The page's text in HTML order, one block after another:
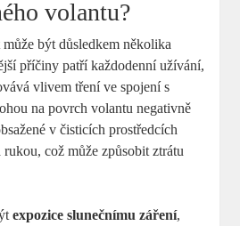
volantu?
být důsledkem několika
příčiny patří každodenní užívání,
vlivem tření ve spojení s
na povrch volantu negativně
v čisticích prostředcích
což může způsobit ztrátu
expozice slunečnímu záření,